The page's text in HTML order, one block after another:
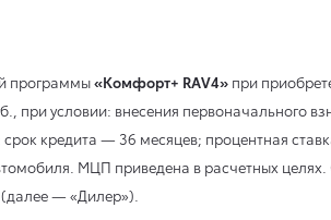
программы«Комфорт+ RAV4» при
условии: внесения первоначального
кредита — 36 месяцев; процентная
МЦП приведена в расчетных
— «Дилер»).